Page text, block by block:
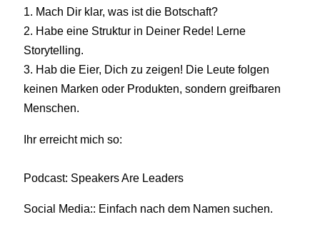
1. Mach Dir klar, was ist die Botschaft?
2. Habe eine Struktur in Deiner Rede! Lerne
Storytelling.
3. Hab die Eier, Dich zu zeigen! Die Leute folgen
keinen Marken oder Produkten, sondern greifbaren
Menschen.
Ihr erreicht mich so:
Podcast: Speakers Are Leaders
Social Media:: Einfach nach dem Namen suchen.